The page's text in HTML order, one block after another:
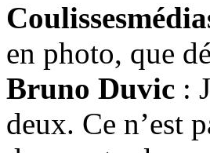
en photo, que
Bruno Duvic :
deux. Ce n’est